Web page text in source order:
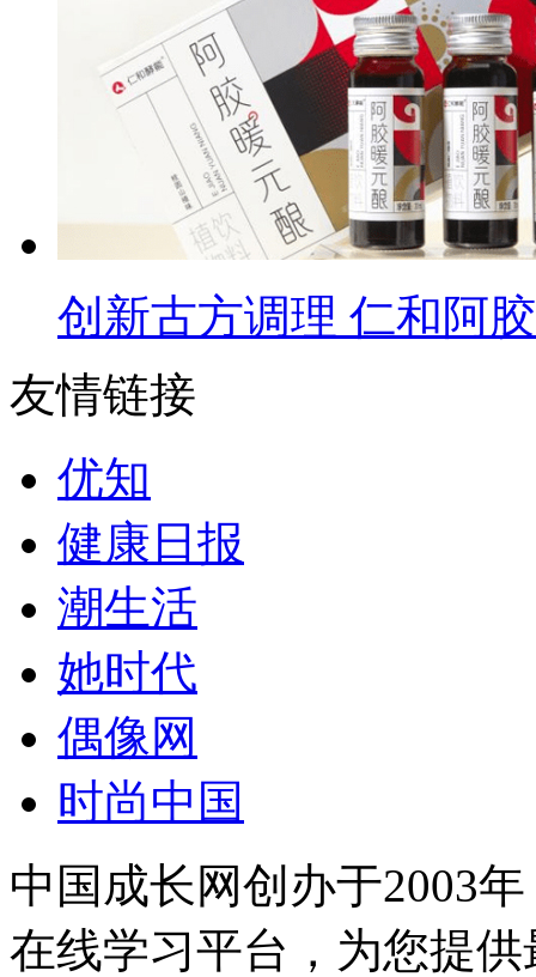
创新古方调理 仁和阿
友情链接
优知
健康日报
潮生活
她时代
偶像网
时尚中国
中国成长网创办于2003
在线学习平台，为您提